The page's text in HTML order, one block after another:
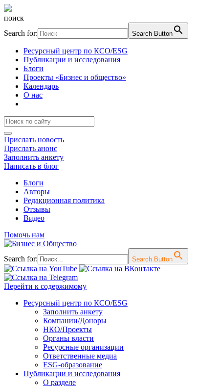
поиск
Search for:
Search Button
Ресурсный центр по КСО/ESG
Публикации и исследования
Блоги
Проекты «Бизнес и общество»
Календарь
О нас
Прислать новость
Прислать анонс
Заполнить анкету
Написать в блог
Блоги
Авторы
Редакционная политика
Отзывы
Видео
Помочь нам
Search for: Search Button
Перейти к содержимому
Ресурсный центр по КСО/ESG
Заполнить анкету
Компании/Доноры
НКО/Проекты
Органы власти
Ресурсные организации
Ответственные медиа
ESG-образование
Публикации и исследования
О разделе